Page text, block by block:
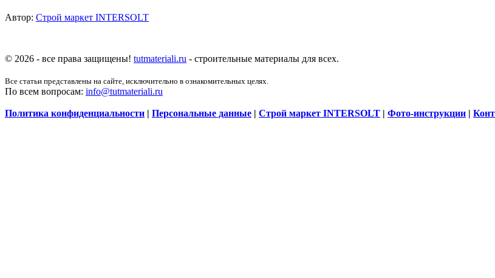
Автор: Строй маркет INTERSOLT
© 2026 - все права защищены! tutmateriali.ru - строительные материалы для всех.
Все статьи представлены на сайте, исключительно в ознакомительных целях.
По всем вопросам: info@tutmateriali.ru
Политика конфиденциальности | Персональные данные | Строй маркет INTERSOLT | Фото-инструкции |